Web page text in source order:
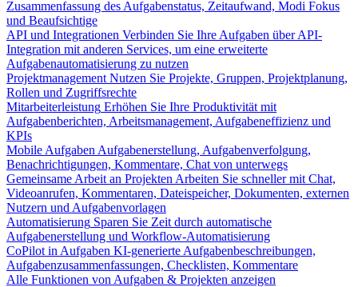
Zusammenfassung des Aufgabenstatus, Zeitaufwand, Modi Fokus
und Beaufsichtige
API und Integrationen Verbinden Sie Ihre Aufgaben über API-
Integration mit anderen Services, um eine erweiterte
Aufgabenautomatisierung zu nutzen
Projektmanagement Nutzen Sie Projekte, Gruppen, Projektplanung,
Rollen und Zugriffsrechte
Mitarbeiterleistung Erhöhen Sie Ihre Produktivität mit
Aufgabenberichten, Arbeitsmanagement, Aufgabeneffizienz und
KPIs
Mobile Aufgaben Aufgabenerstellung, Aufgabenverfolgung,
Benachrichtigungen, Kommentare, Chat von unterwegs
Gemeinsame Arbeit an Projekten Arbeiten Sie schneller mit Chat,
Videoanrufen, Kommentaren, Dateispeicher, Dokumenten, externen
Nutzern und Aufgabenvorlagen
Automatisierung Sparen Sie Zeit durch automatische
Aufgabenerstellung und Workflow-Automatisierung
CoPilot in Aufgaben KI-generierte Aufgabenbeschreibungen,
Aufgabenzusammenfassungen, Checklisten, Kommentare
Alle Funktionen von Aufgaben & Projekten anzeigen